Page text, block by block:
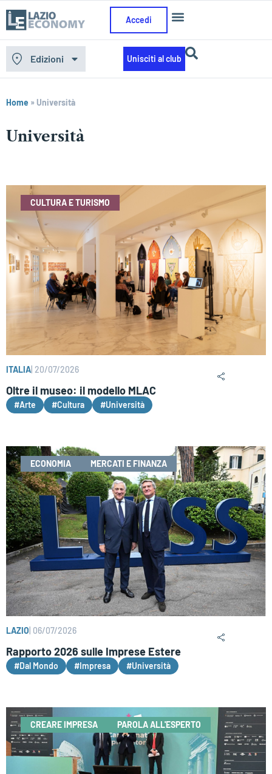
Accedi
Edizioni Unisciti al club
Home » Università
Università
CULTURA E TURISMO
ITALIA 20/07/2026
Oltre il museo: il modello MLAC
#Arte #Cultura #Università
ECONOMIA MERCATI E FINANZA
LAZIO 06/07/2026
Rapporto 2026 sulle Imprese Estere
#Dal Mondo #Impresa #Università
CREARE IMPRESA PAROLA ALL'ESPERTO